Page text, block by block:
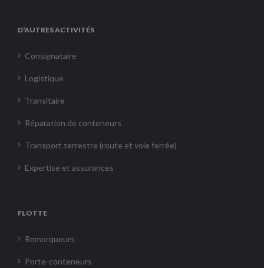
D’AUTRES ACTIVITÉS
Consignataire
Logistique
Transitaire
Réparation de conteneurs
Transport terrestre (route et voie ferrée)
Expertise et assurances
FLOTTE
Remorqueurs
Porte-conteneurs